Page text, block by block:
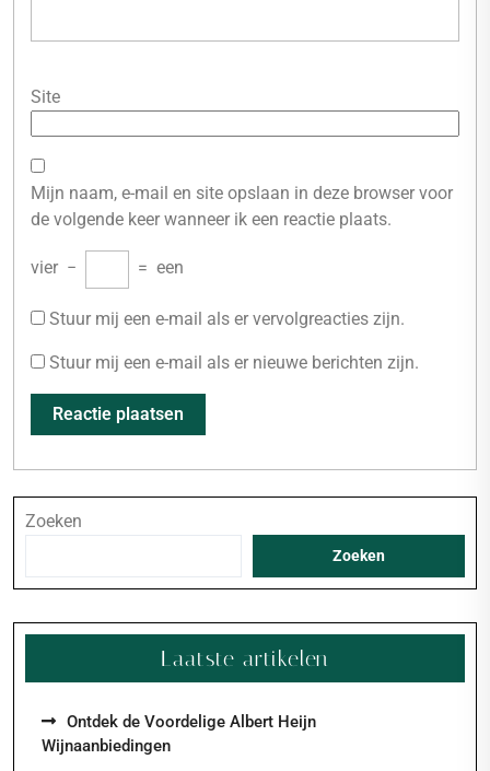
Site
Mijn naam, e-mail en site opslaan in deze browser voor
de volgende keer wanneer ik een reactie plaats.
vier − = een
Stuur mij een e-mail als er vervolgreacties zijn.
Stuur mij een e-mail als er nieuwe berichten zijn.
Zoeken
Zoeken
Laatste artikelen
Ontdek de Voordelige Albert Heijn
Wijnaanbiedingen